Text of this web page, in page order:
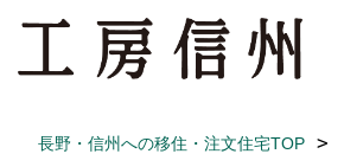
長野・信州への移住・注文住宅TOP